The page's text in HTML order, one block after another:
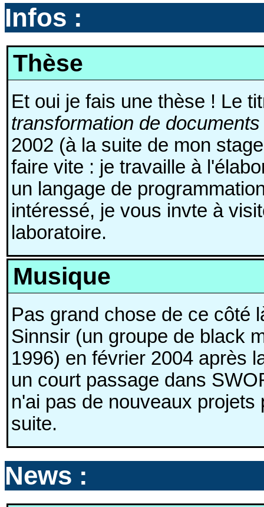
Infos :
Thèse
Et oui je fais une thèse ! Le
transformation de
2002 (à la suite de mon
faire vite : je travaille à
un langage de
intéressé, je vous invte à
laboratoire.
Musique
Pas grand chose de ce côté
Sinnsir (un groupe de black
1996) en février 2004 après
un court passage dans
n'ai pas de nouveaux
suite.
News :